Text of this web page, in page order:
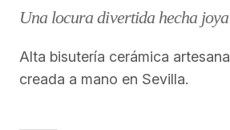
Una locura divertida hecha joya
Alta bisutería cerámica
creada a mano en Sevilla.